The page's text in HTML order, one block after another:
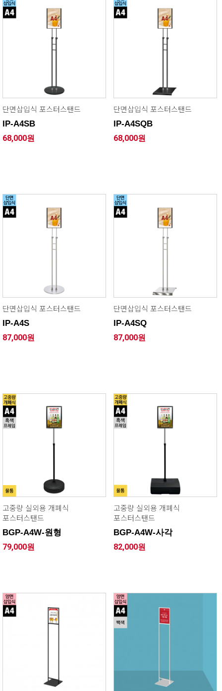
단면삽입식 포스터스탠드
IP-A4SB
68,000원
단면삽입식 포스터스탠드
IP-A4SQB
68,000원
단면삽입식 포스터스탠드
IP-A4S
87,000원
단면삽입식 포스터스탠드
IP-A4SQ
87,000원
고중량 실외용 개폐식
포스터스탠드
BGP-A4W-원형
79,000원
고중량 실외용 개폐식
포스터스탠드
BGP-A4W-사각
82,000원